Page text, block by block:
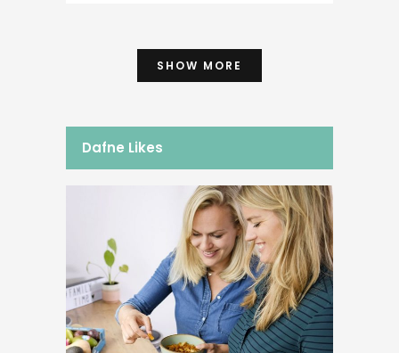
SHOW MORE
Dafne Likes